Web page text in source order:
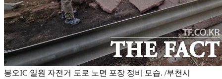
봉오IC 일원 자전거 도로 노면 포장 정비 모습. /부천시